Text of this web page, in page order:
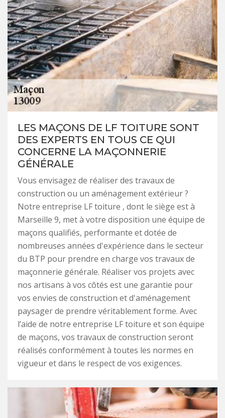
LES MAÇONS DE LF TOITURE SONT
DES EXPERTS EN TOUS CE QUI
CONCERNE LA MAÇONNERIE
GÉNÉRALE
Vous envisagez de réaliser des travaux de
construction ou un aménagement extérieur ?
Notre entreprise LF toiture , dont le siège est à
Marseille 9, met à votre disposition une équipe de
maçons qualifiés, performante et dotée de
nombreuses années d'expérience dans le secteur
du BTP pour prendre en charge vos travaux de
maçonnerie générale. Réaliser vos projets avec
nos artisans à vos côtés est une garantie pour
vos envies de construction et d'aménagement
paysager de prendre véritablement forme. Avec
l’aide de notre entreprise LF toiture et son équipe
de maçons, vos travaux de construction seront
réalisés conformément à toutes les normes en
vigueur et dans le respect de vos exigences.